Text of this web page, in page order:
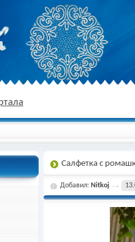
Салфетка с
Добавил: Nitkoj